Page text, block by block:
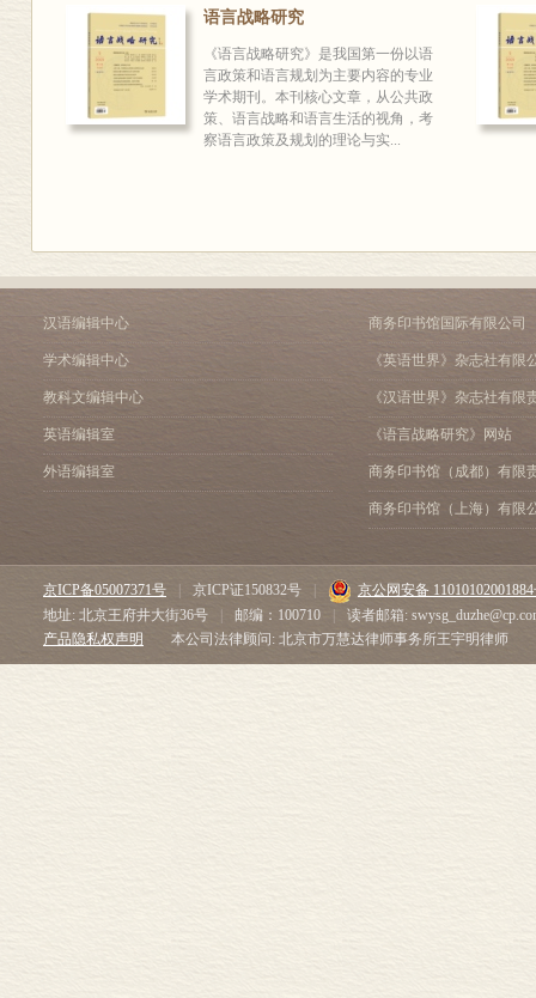
语言战略研究
《语言战略研究》是我国第一份以语
言政策和语言规划为主要内容的专业
学术期刊。本刊核心文章，从公共政
策、语言战略和语言生活的视角，考
察语言政策及规划的理论与实...
汉语编辑中心
学术编辑中心
教科文编辑中心
英语编辑室
外语编辑室
商务印书馆国际有限公司
《英语世界》杂志社有限
《汉语世界》杂志社有限
《语言战略研究》网站
商务印书馆（成都）有限
商务印书馆（上海）有限
京ICP备05007371号 京ICP证150832号
京公网安备
地址: 北京王府井大街36号
邮编：100710
读者邮箱:
产品隐私权声明
本公司法律顾问: 北京市万慧达律师事务所王宇明律师